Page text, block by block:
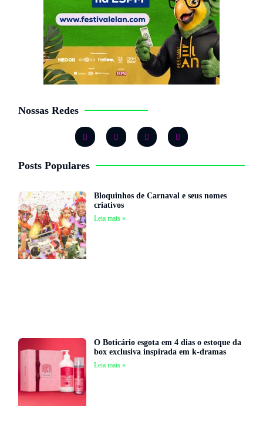
Nossas Redes
Posts Populares
Bloquinhos de Carnaval e seus nomes
criativos
Leia mais »
O Boticário esgota em 4 dias o estoque da
box exclusiva inspirada em k-dramas
Leia mais »